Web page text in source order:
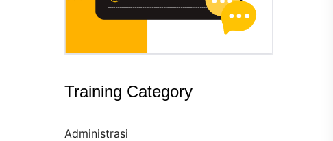
Training Category
Administrasi